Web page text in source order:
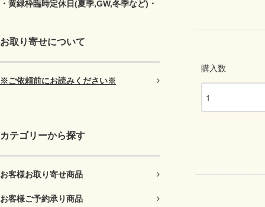
・黄緑枠臨時定休日(夏季,GW,冬季など)・
お取り寄せについて
※ご依頼前にお読みください※
カテゴリーから探す
お客様お取り寄せ商品
お客様ご予約承り商品
購入数